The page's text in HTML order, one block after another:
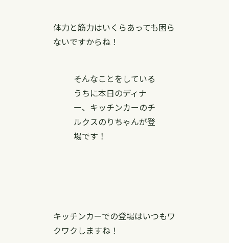
体力と筋力はいくらあっても困ら
ないですからね！
そんなことをしている
うちに本日のディナ
ー、キッチンカーのチ
ルクスのりちゃんが登
場です！
キッチンカーでの登場はいつもワ
クワクしますね！